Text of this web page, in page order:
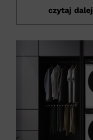
czytaj dalej